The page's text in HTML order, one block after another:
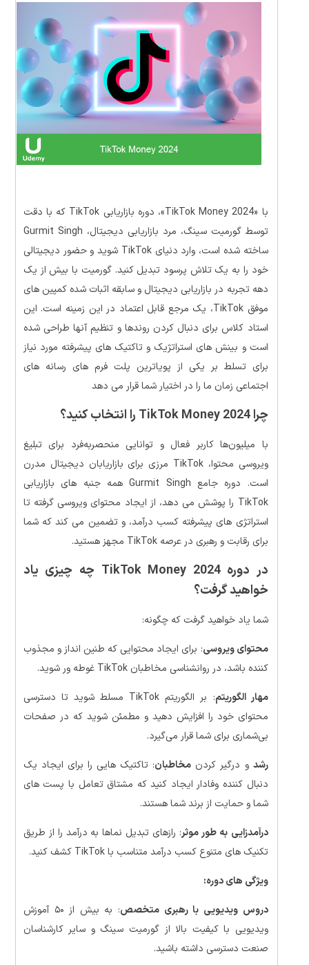
با «TikTok Money 2024»، دوره بازاریابی TikTok که با دقت
توسط گورمیت سینگ، مرد بازاریابی دیجیتال، Gurmit Singh
ساخته شده است، وارد دنیای TikTok شوید و حضور دیجیتالی
خود را به یک تلاش پرسود تبدیل کنید. گورمیت با بیش از یک
دهه تجربه در بازاریابی دیجیتال و سابقه اثبات شده کمپین های
موفق TikTok، یک مرجع قابل اعتماد در این زمینه است. این
استاد کلاس برای دنبال کردن روندها و تنظیم آنها طراحی شده
است و بینش های استراتژیک و تاکتیک های پیشرفته مورد نیاز
برای تسلط بر یکی از پویاترین پلت فرم های رسانه های
اجتماعی زمان ما را در اختیار شما قرار می دهد
چرا TikTok Money 2024 را انتخاب کنید؟
با میلیون‌ها کاربر فعال و توانایی منحصربه‌فرد برای تبلیغ
ویروسی محتوا، TikTok مرزی برای بازاریابان دیجیتال مدرن
است. دوره جامع Gurmit Singh همه جنبه های بازاریابی
TikTok را پوشش می دهد، از ایجاد محتوای ویروسی گرفته تا
استراتژی های پیشرفته کسب درآمد، و تضمین می کند که شما
برای رقابت و رهبری در عرصه TikTok مجهز هستید.
در دوره TikTok Money 2024 چه چیزی یاد
خواهید گرفت؟
شما یاد خواهید گرفت که چگونه:
محتوای ویروسی: برای ایجاد محتوایی که طنین انداز و مجذوب
کننده باشد، در روانشناسی مخاطبان TikTok غوطه ور شوید.
مهار الگوریتم
: بر الگوریتم TikTok مسلط شوید تا دسترسی
محتوای خود را افزایش دهید و مطمئن شوید که در صفحات
بی‌شماری برای شما قرار می‌گیرد.
رشد و درگیر کردن مخاطبان: تاکتیک هایی را برای ایجاد یک
دنبال کننده وفادار ایجاد کنید که مشتاق تعامل با پست های
شما و حمایت از برند شما هستند.
درآمدزایی به طور موثر: رازهای تبدیل نماها به درآمد را از طریق
تکنیک های متنوع کسب درآمد متناسب با TikTok کشف کنید.
ویژگی های دوره:
دروس ویدیویی با رهبری متخصص
: به بیش از ۵۰ آموزش
ویدیویی با کیفیت بالا از گورمیت سینگ و سایر کارشناسان
صنعت دسترسی داشته باشید.